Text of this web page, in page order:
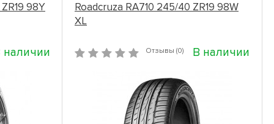
98Y
наличии
Roadcruza RA710 245/40 ZR19 98W
XL
Отзывы (0) В наличии